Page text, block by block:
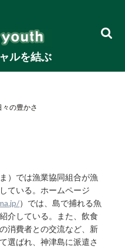
ルを結ぶ
の豊かさ
）では漁業協同組合が漁
ている。ホームページ
）では、島で捕れる魚
介している。また、飲食
消費者との交流など、新
選ばれ、神津島に派遣さ